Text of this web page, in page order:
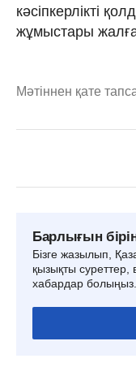
кәсіпкерлікті
жұмыстары
Мәтіннен қате
Барлығын
Бізге жазылып,
қызықты суреттер,
хабардар болыңыз.